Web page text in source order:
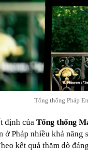
Tổng thống Pháp
định của Tổng thống
ở Pháp nhiều khả năng
kết quả thăm dò